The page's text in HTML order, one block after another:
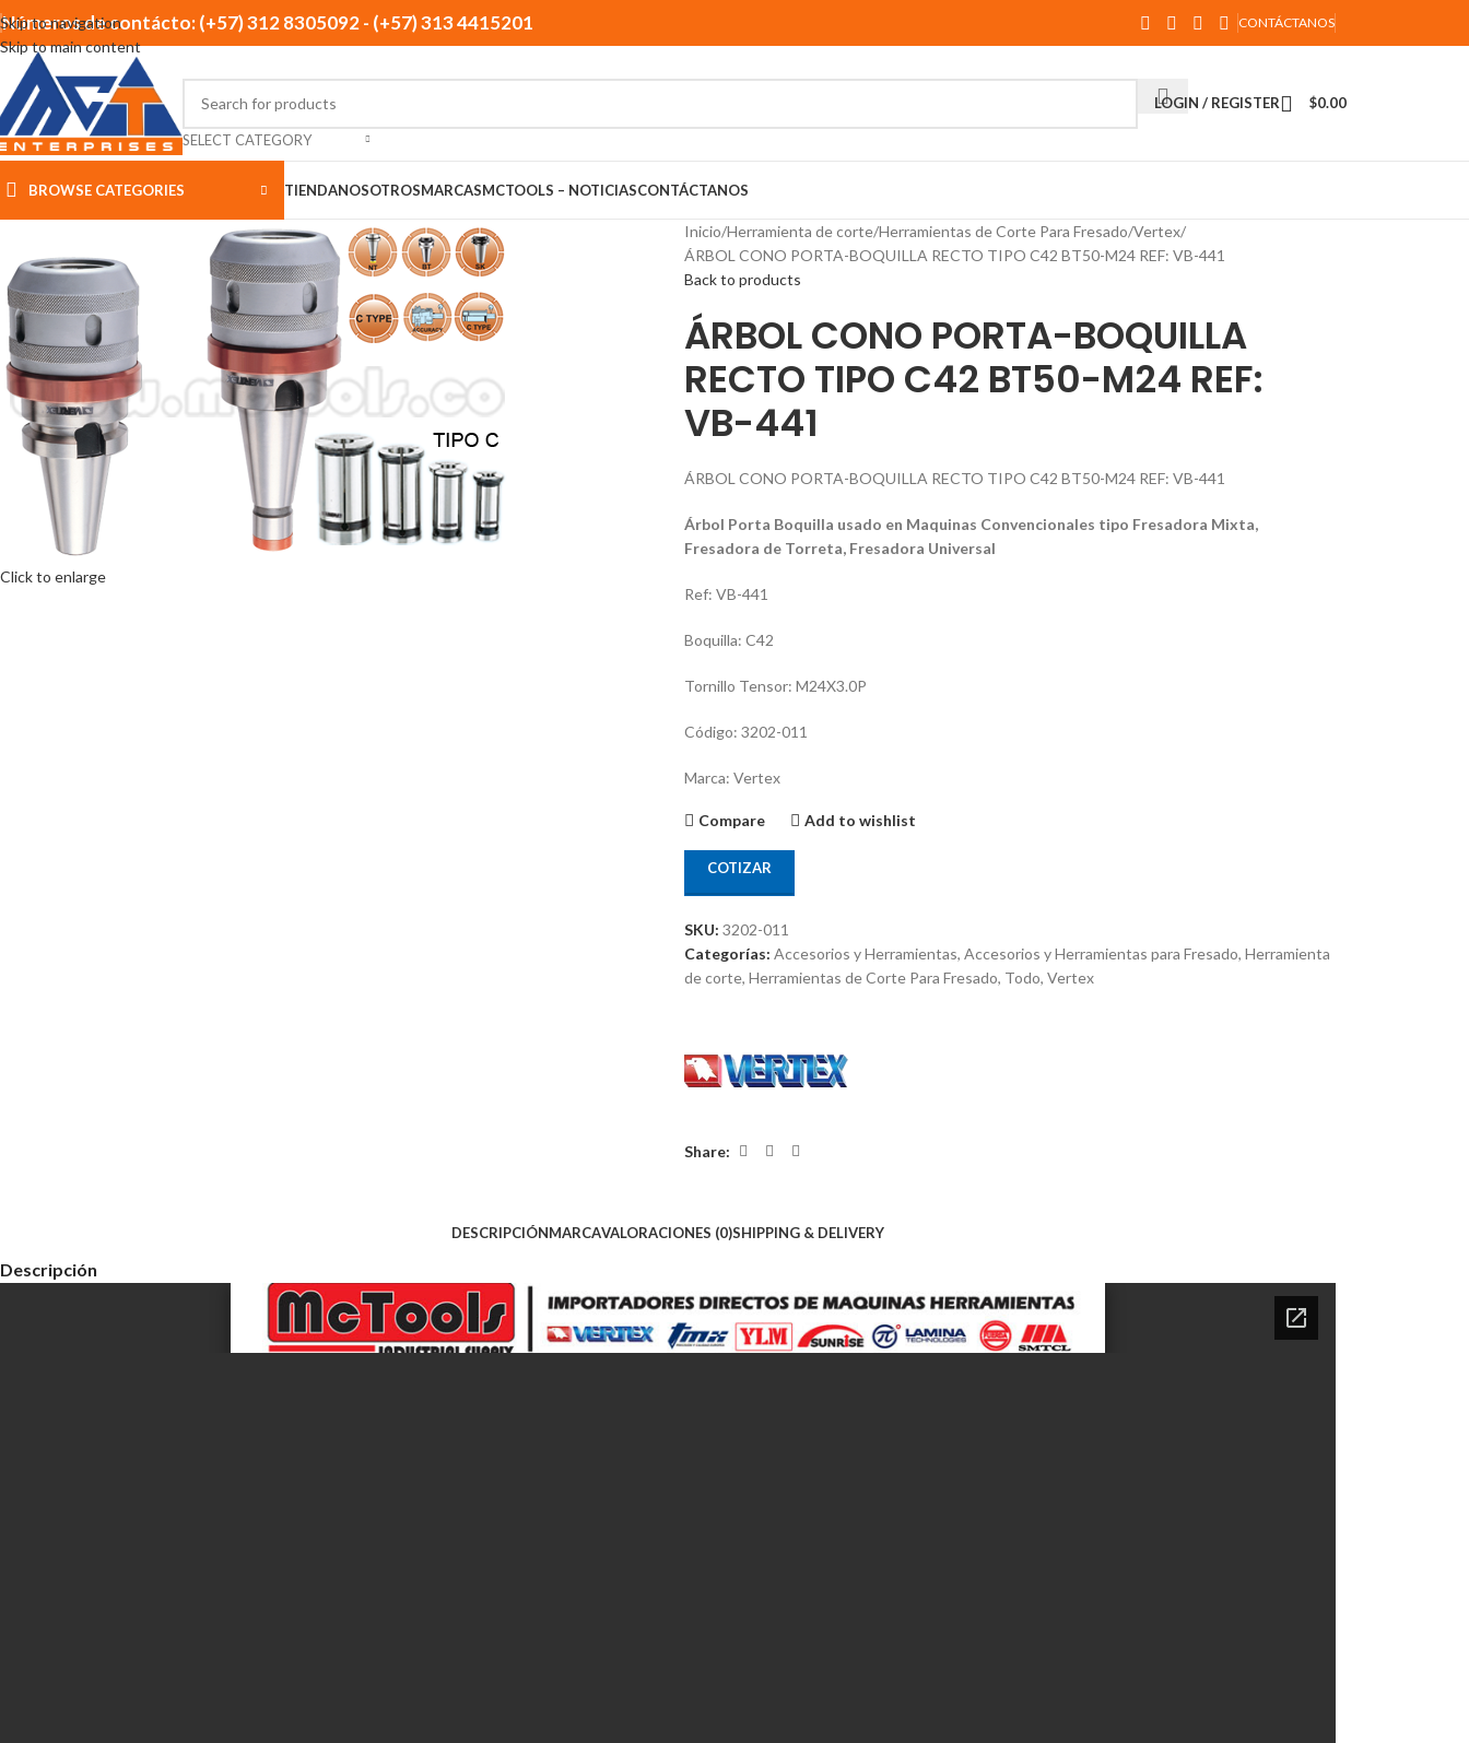
Skip to navigation
Skip to main content
Números de contácto: (+57) 312 8305092 - (+57) 313 4415201 CONTÁCTANOS
SELECT CATEGORY
LOGIN / REGISTER $0.00
BROWSE CATEGORIES TIENDANOSOTROSMARCASMCTOOLS – NOTICIASCONTÁCTANOS
Click to enlarge
Inicio Herramienta de corte Herramientas de Corte Para Fresado Vertex
ÁRBOL CONO PORTA-BOQUILLA RECTO TIPO C42 BT50-M24 REF: VB-441
Back to products
ÁRBOL CONO PORTA-BOQUILLA
RECTO TIPO C42 BT50-M24 REF:
VB-441
ÁRBOL CONO PORTA-BOQUILLA RECTO TIPO C42 BT50-M24 REF: VB-441
Árbol Porta Boquilla usado en Maquinas Convencionales tipo Fresadora Mixta,
Fresadora de Torreta, Fresadora Universal
Ref: VB-441
Boquilla: C42
Tornillo Tensor: M24X3.0P
Código: 3202-011
Marca: Vertex
Compare Add to wishlist
COTIZAR
SKU: 3202-011
Categorías: Accesorios y Herramientas, Accesorios y Herramientas para Fresado, Herramienta
de corte, Herramientas de Corte Para Fresado, Todo, Vertex
Share:
DESCRIPCIÓNMARCAVALORACIONES (0)SHIPPING & DELIVERY
Descripción